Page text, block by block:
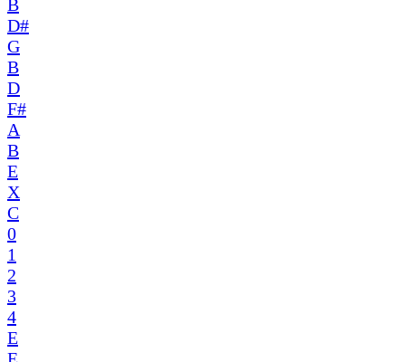
B
D#
G
B
D
F#
A
B
E
X
C
0
1
2
3
4
E